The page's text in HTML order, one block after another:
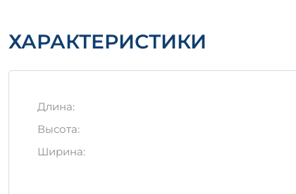
Заключение
надежность всех конструктивных элементов.
ХАРАКТЕРИСТИКИ
Длина:
Высота:
Ширина: